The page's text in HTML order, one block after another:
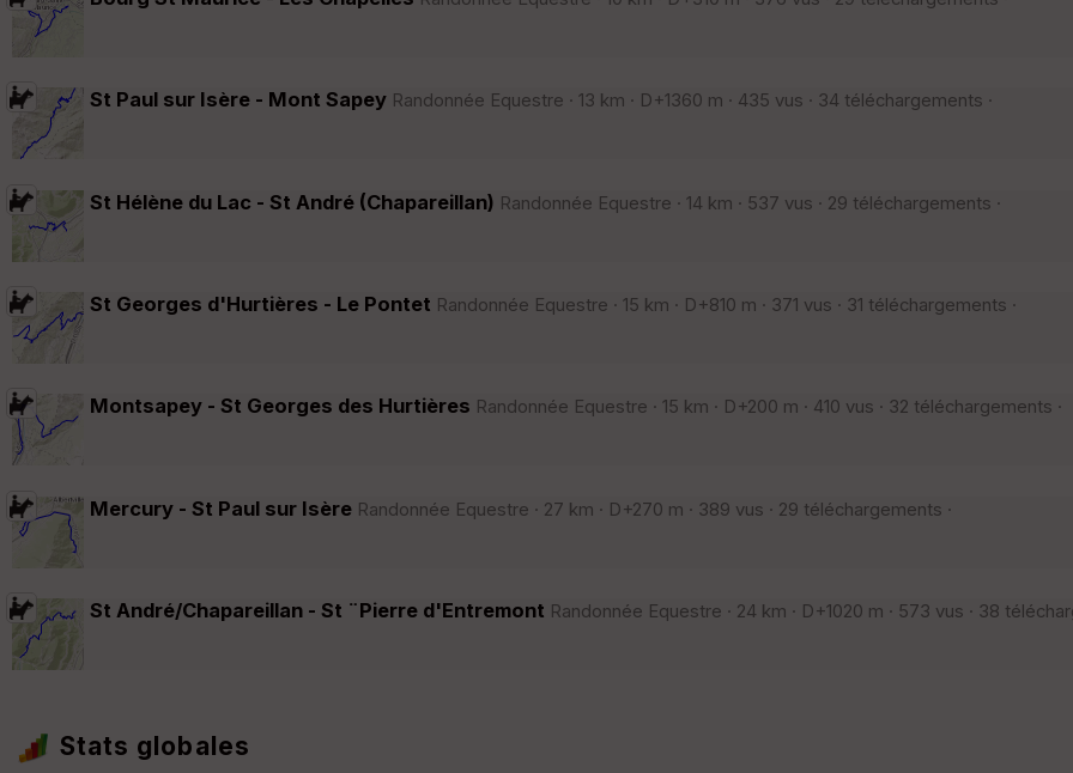
St Paul sur Isère - Mont Sapey Randonnée Equestre · 13 km · D+1360 m · 435 vus · 34 téléchargements ·
St Hélène du Lac - St André (Chapareillan) Randonnée Equestre · 14 km · 537 vus · 29 téléchargements ·
St Georges d'Hurtières - Le Pontet Randonnée Equestre · 15 km · D+810 m · 371 vus · 31 téléchargements ·
Montsapey - St Georges des Hurtières Randonnée Equestre · 15 km · D+200 m · 410 vus · 32 téléchargements ·
Mercury - St Paul sur Isère Randonnée Equestre · 27 km · D+270 m · 389 vus · 29 téléchargements ·
St André/Chapareillan - St ¨Pierre d'Entremont Randonnée Equestre · 24 km · D+1020 m · 573 vus · 38
Stats globales